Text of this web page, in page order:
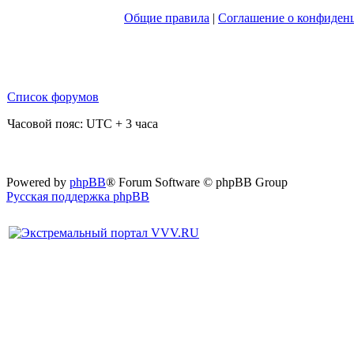
Общие правила | Соглашение о
Список форумов
Часовой пояс: UTC + 3 часа
Powered by phpBB® Forum Software © phpBB Group
Русская поддержка phpBB